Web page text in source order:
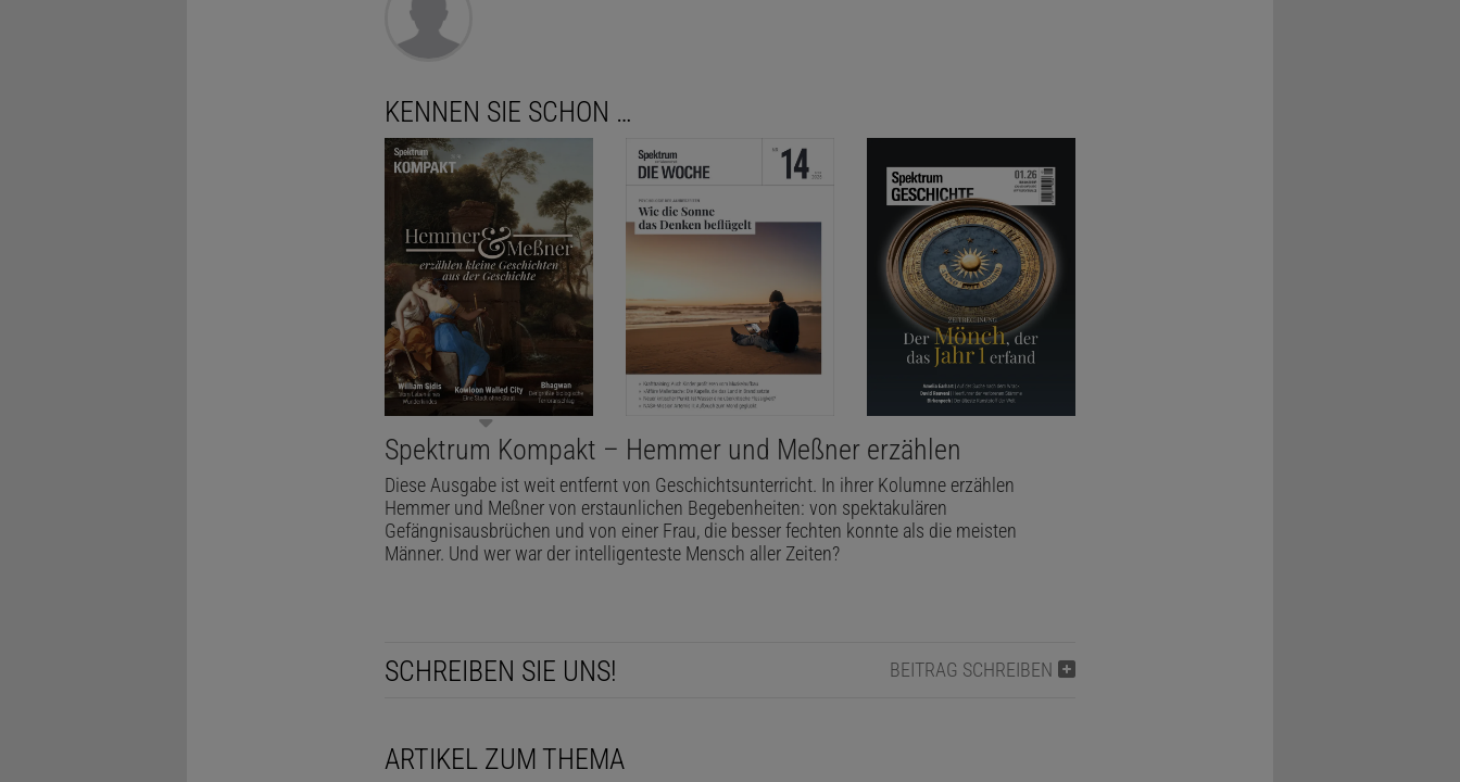
KENNEN SIE SCHON …
Spektrum Kompakt – Hemmer und Meßner erzählen
Diese Ausgabe ist weit entfernt von Geschichtsunterricht. In ihrer Kolumne erzählen
Hemmer und Meßner von erstaunlichen Begebenheiten: von spektakulären
Gefängnisausbrüchen und von einer Frau, die besser fechten konnte als die meisten
Männer. Und wer war der intelligenteste Mensch aller Zeiten?
SCHREIBEN SIE UNS! BEITRAG SCHREIBEN
ARTIKEL ZUM THEMA